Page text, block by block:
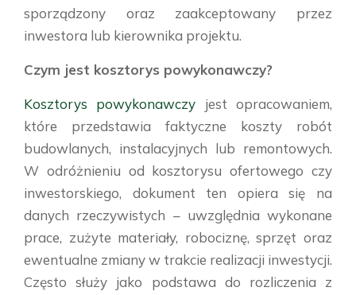
sporządzony oraz zaakceptowany przez
inwestora lub kierownika projektu.
Czym jest kosztorys powykonawczy?
Kosztorys powykonawczy jest opracowaniem,
które przedstawia faktyczne koszty robót
budowlanych, instalacyjnych lub remontowych.
W odróżnieniu od kosztorysu ofertowego czy
inwestorskiego, dokument ten opiera się na
danych rzeczywistych – uwzględnia wykonane
prace, zużyte materiały, robociznę, sprzęt oraz
ewentualne zmiany w trakcie realizacji inwestycji.
Często służy jako podstawa do rozliczenia z